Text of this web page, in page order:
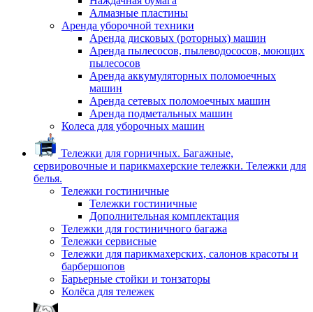
Алмазные пластины
Аренда уборочной техники
Аренда дисковых (роторных) машин
Аренда пылесосов, пылеводососов, моющих
пылесосов
Аренда аккумуляторных поломоечных
машин
Аренда сетевых поломоечных машин
Аренда подметальных машин
Колеса для уборочных машин
Тележки для горничных. Багажные,
сервировочные и парикмахерские тележки. Тележки для
белья.
Тележки гостиничные
Тележки гостиничные
Дополнительная комплектация
Тележки для гостиничного багажа
Тележки сервисные
Тележки для парикмахерских, салонов красоты и
барбершопов
Барьерные стойки и тонзаторы
Колёса для тележек